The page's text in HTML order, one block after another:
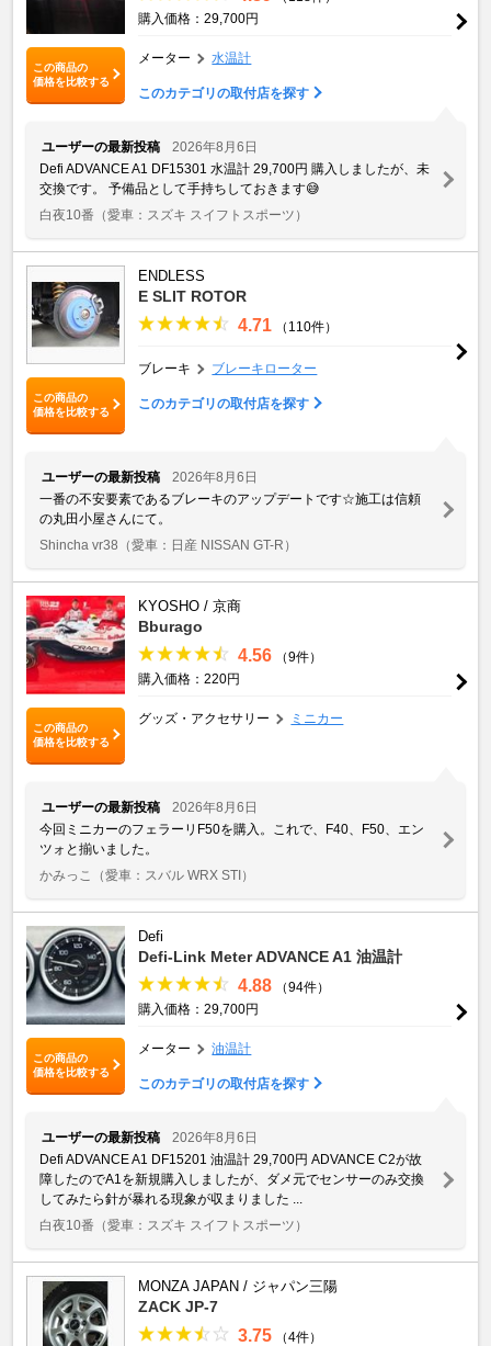
この商品の
価格を比較する
購入価格：29,700円
メーター 水温計
このカテゴリの取付店を探す
ユーザーの最新投稿
2026年8月6日
Defi ADVANCE A1 DF15301 水温計 29,700円 購入しましたが、未
交換です。 予備品として手持ちしておきます😅
白夜10番 （愛車：スズキ スイフトスポーツ）
この商品の
価格を比較する
ENDLESS
E SLIT ROTOR
4.71 （110件）
ブレーキ ブレーキローター
このカテゴリの取付店を探す
ユーザーの最新投稿
2026年8月6日
一番の不安要素であるブレーキのアップデートです☆施工は信頼
の丸田小屋さんにて。
Shincha vr38 （愛車：日産 NISSAN GT-R）
この商品の
価格を比較する
KYOSHO / 京商
Bburago
4.56
（9件）
購入価格：220円
グッズ・アクセサリー ミニカー
ユーザーの最新投稿
2026年8月6日
今回ミニカーのフェラーリF50を購入。これで、F40、F50、エン
ツォと揃いました。
かみっこ
（愛車：スバル WRX STI）
この商品の
価格を比較する
Defi
Defi-Link Meter ADVANCE A1 油温計
4.88
（94件）
購入価格：29,700円
メーター 油温計
このカテゴリの取付店を探す
ユーザーの最新投稿
2026年8月6日
Defi ADVANCE A1 DF15201 油温計 29,700円 ADVANCE C2が故
障したのでA1を新規購入しましたが、ダメ元でセンサーのみ交換
してみたら針が暴れる現象が収まりました ...
白夜10番 （愛車：スズキ スイフトスポーツ）
MONZA JAPAN / ジャパン三陽
ZACK JP-7
3.75 （4件）